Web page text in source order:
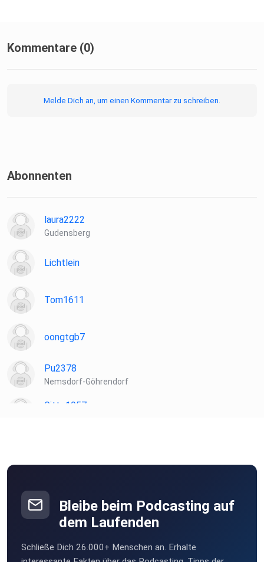
Kommentare (0)
Melde Dich an, um einen Kommentar zu schreiben.
Abonnenten
laura2222
Gudensberg
Lichtlein
Tom1611
oongtgb7
Pu2378
Nemsdorf-Göhrendorf
Gitte1957
Frankfurt am Main
Patipta
Laudenbach
Bleibe beim Podcasting auf
dem Laufenden
Schließe Dich 26.000+ Menschen an. Erhalte